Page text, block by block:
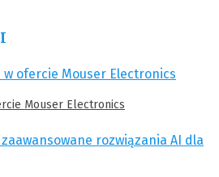
Mouser Electronics